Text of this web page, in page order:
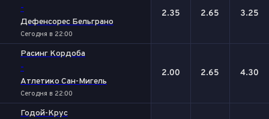
-
Дефенсорес Бельграно
Сегодня в 22:00
2.35 2.65 3.25
Расинг Кордоба
-
Атлетико Сан-Мигель
Сегодня в 22:00
2.00 2.65 4.30
Годой-Крус